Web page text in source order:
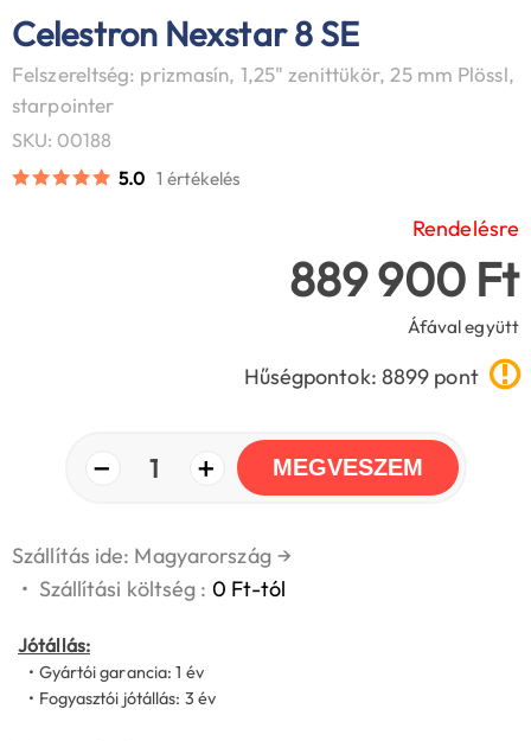
Celestron Nexstar 8 SE
Felszereltség: prizmasín, 1,25" zenittükör, 25 mm Plössl,
starpointer
SKU: 00188
5.0 1 értékelés
Rendelésre
889 900 Ft
Áfával együtt
Hűségpontok: 8899 pont
− 1 + MEGVESZEM
Szállítás ide: Magyarország →
• Szállítási költség : 0 Ft-tól
Jótállás:
• Gyártói garancia: 1 év
• Fogyasztói jótállás: 3 év